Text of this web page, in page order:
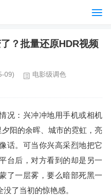
？批量还原HDR视频
09)
电影级调色
况：兴冲冲地用手机或相机
阳的余晖、城市的霓虹，亮
话。可当你兴高采烈地把它
台后，对方看到的却是另一
了一层雾，要么暗部死黑一
了当初的惊艳感。